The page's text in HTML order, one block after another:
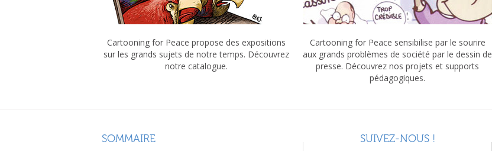
Cartooning for Peace propose des expositions
sur les grands sujets de notre temps. Découvrez
notre catalogue.
Cartooning for Peace sensibilise par le sourire
aux grands problèmes de société par le dessin de
presse. Découvrez nos projets et supports
pédagogiques.
SOMMAIRE SUIVEZ-NOUS !